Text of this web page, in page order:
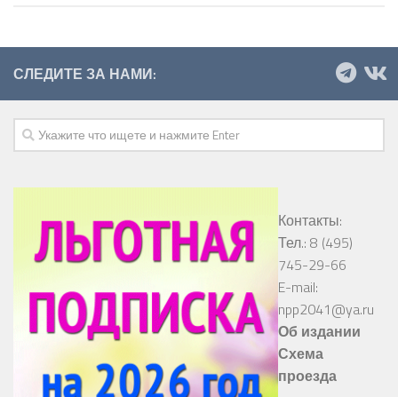
СЛЕДИТЕ ЗА НАМИ:
Контакты:
Тел.: 8 (495)
745-29-66
E-mail:
npp2041@ya.ru
Об издании
Схема
проезда